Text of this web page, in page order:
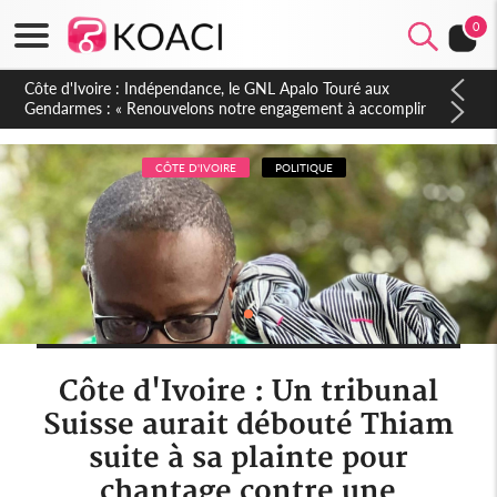
0
Sierra Leone : Un projet de réforme constitutionnelle en
gestation, points clés des amendements, un exclu d'avance
CÔTE D'IVOIRE POLITIQUE
Côte d'Ivoire : Un tribunal
Suisse aurait débouté Thiam
suite à sa plainte pour